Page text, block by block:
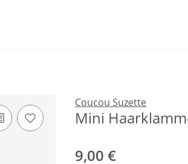
Coucou Suzette
Mini
9,00 €